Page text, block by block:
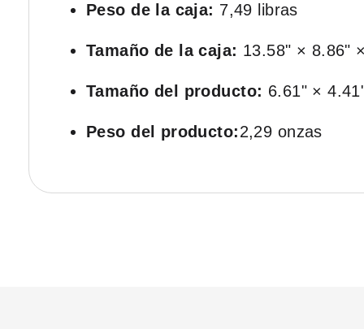
Peso de la caja: 7,49 libras
Tamaño de la caja: 13.58" × 8.86"
Tamaño del producto: 6.61" ×
Peso del producto:2,29 onzas